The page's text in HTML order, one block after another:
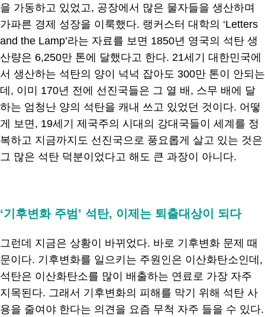
을 가동하고 있었고, 공장에서 많은 물자들을 생산하며
가파른 경제 성장을 이룩했다. 랭커스터 대학의 ‘Letters
and the Lamp’라는 자료를 보면 1850년 영국의 석탄 생
산량은 6,250만 톤에 달했다고 한다. 21세기 대한민국에
서 생산하는 석탄의 양이 넉넉 잡아도 300만 톤이 안되는
데, 이미 170년 전에 선진국들은 그 열 배, 스무 배에 달
하는 엄청난 양의 석탄을 캐내 쓰고 있었던 것이다. 어떻
게 보면, 19세기 제국주의 시대의 강대국들이 세계를 정
복하고 지금까지도 선진국으로 풍요롭게 살고 있는 것은
그 많은 석탄 덕분이었다고 해도 큰 과장이 아니다.
‘기후변화 주범’ 석탄, 이제는 퇴출대상이 되다
그런데 지금은 상황이 바뀌었다. 바로 기후변화 문제 때
문이다. 기후변화를 일으키는 주원인은 이산화탄소인데,
석탄은 이산화탄소를 많이 배출하는 연료로 가장 자주
지목된다. 그래서 기후변화의 피해를 막기 위해 석탄 사
용을 줄여야 한다는 의견을 요즘 무척 자주 들을 수 있다.